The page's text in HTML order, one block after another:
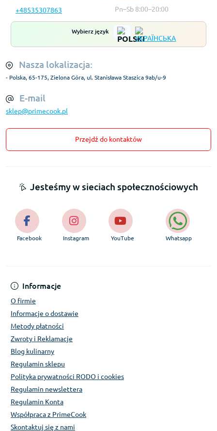
+48535307863 Pn–Sb 8:00–20:00
Wybierz język
Nasza lokalizacja:
- Polska, 65-175, Zielona Góra, ul. Stanisława Staszica 9ab/u-9
E-mail
sklep@primecook.pl
Przejdź do kontaktów
Informacje
O firmie
Informacje o dostawie
Metody płatności
Zwroty i Reklamacje
Blog kulinarny
Regulamin sklepu
Polityka prywatności RODO i cookies
Regulamin newslettera
Regulamin Konta
Współpraca z PrimeCook
Skontaktuj się z nami
Jesteśmy w sieciach społecznościowych
Facebook Instagram YouTube Whatsapp